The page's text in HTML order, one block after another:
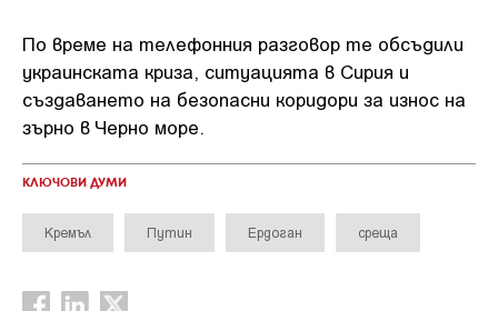
По време на телефонния разговор те обсъдили
украинската криза, ситуацията в Сирия и
създаването на безопасни коридори за износ на
зърно в Черно море.
КЛЮЧОВИ ДУМИ
Кремъл Путин Ердоган среща